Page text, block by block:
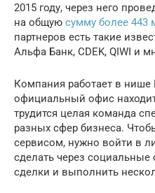
2015 году, через него
на общую сумму более 443
партнеров есть такие
Альфа Банк, CDEK, QIWI и
Компания работает в нише
официальный офис
трудится целая команда
разных сфер бизнеса.
сервисом, нужно войти в
сделать через
сделки и выполнить